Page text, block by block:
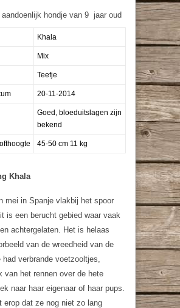
aandoenlijk hondje van 9 jaar oud
Khala
Mix
Teefje
20-11-2014
Goed, bloeduitslagen zijn
bekend
45-50 cm 11 kg
Khala
mei in Spanje vlakbij het spoor
is een berucht gebied waar vaak
achtergelaten. Het is helaas
van de wreedheid van de
had verbrande voetzooltjes,
van het rennen over de hete
naar haar eigenaar of haar pups.
erop dat ze nog niet zo lang